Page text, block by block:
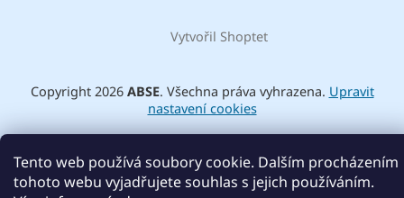
Tento web používá soubory cookie. Dalším procházením
tohoto webu vyjadřujete souhlas s jejich používáním.
Vytvořil Shoptet
Copyright 2026 ABSE. Všechna práva vyhrazena. Upravit
nastavení cookies